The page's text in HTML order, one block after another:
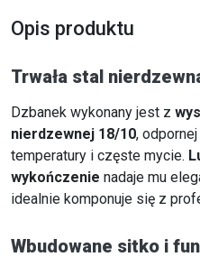
Opis produktu
Trwała stal
Dzbanek wykonany jest z
nierdzewnej 18/10,
temperatury i częste mycie.
wykończenie nadaje mu
idealnie komponuje się z
Wbudowane sitko i